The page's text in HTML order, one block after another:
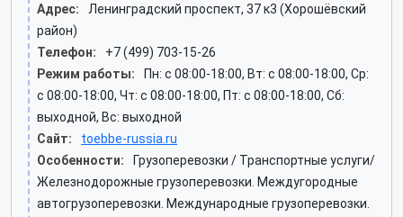
Адрес:
Ленинградский проспект, 37 к3 (Хорошёвский
район)
Телефон:
+7 (499) 703-15-26
Режим работы:
Пн: c 08:00-18:00, Вт: c 08:00-18:00, Ср:
c 08:00-18:00, Чт: c 08:00-18:00, Пт: c 08:00-18:00, Сб:
выходной, Вс: выходной
Сайт:
toebbe-russia.ru
Особенности:
Грузоперевозки / Транспортные услуги/
Железнодорожные грузоперевозки. Междугородные
автогрузоперевозки. Международные грузоперевозки.